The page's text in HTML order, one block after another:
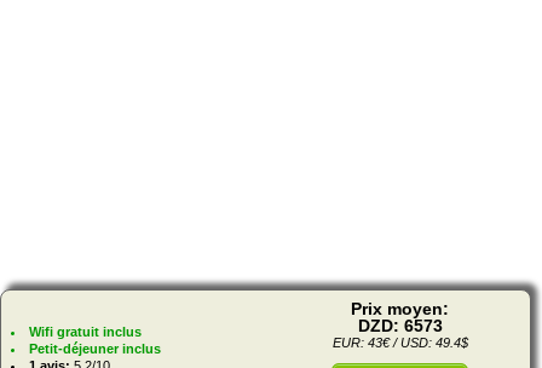
Wifi gratuit inclus
Petit-déjeuner inclus
Prix moyen:
DZD: 6573
EUR: 43€ / USD: 49.4$